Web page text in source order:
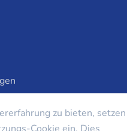
zu bieten,